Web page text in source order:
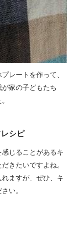
レートを作って、
家の子どもたち
シピ
じることがあるキ
きたいですよね。
ますが、ぜひ、キ
い。